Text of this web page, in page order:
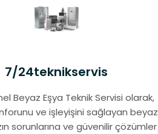
7/24teknikservis
Beyaz Eşya Teknik Servisi olarak,
ve işleyişini sağlayan beyaz
sorunlarına ve güvenilir çözümler